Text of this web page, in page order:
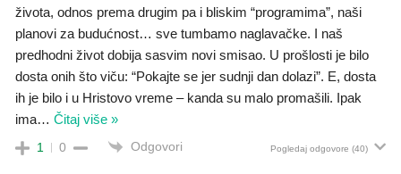
života, odnos prema drugim pa i bliskim “programima”, naši
planovi za budućnost… sve tumbamo naglavačke. I naš
predhodni život dobija sasvim novi smisao. U prošlosti je bilo
dosta onih što viču: “Pokajte se jer sudnji dan dolazi”. E, dosta
ih je bilo i u Hristovo vreme – kanda su malo promašili. Ipak
ima… Čitaj više »
1 0 Odgovori Pogledaj odgovore (40)